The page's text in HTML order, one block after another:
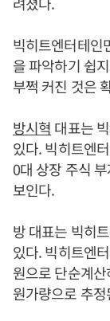
빅히트엔터테인
을 파악하기 쉽
부쩍 커진 것은
방시혁 대표는
있다. 빅히트엔
0대 상장 주식
보인다.
방 대표는 빅히
있다. 빅히트엔
원으로 단순계
원가량으로 추정